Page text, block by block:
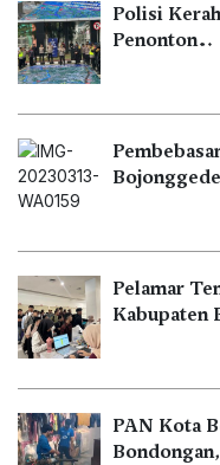
Polisi
Penonton…
Pelamar
Kabupaten
PAN Kota